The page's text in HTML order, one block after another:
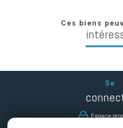
Ces biens
Se
espace